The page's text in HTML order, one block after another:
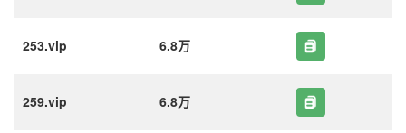
253.vip 6.8万
259.vip 6.8万